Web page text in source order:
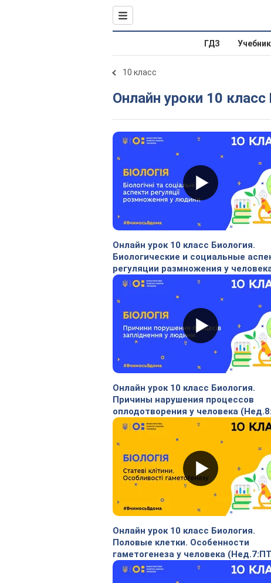
ГДЗ
10 класс
Онлайн уроки 10
Онлайн урок 10 класс Биология.
Биологические и социальные
регуляции размножения у
(Нед.10:ВТ)
Онлайн урок 10 класс Биология.
Причины нарушения процессов
оплодотворения у человека
Онлайн урок 10 класс Биология.
Половые клетки. Особенности
гаметогенеза у человека